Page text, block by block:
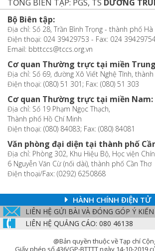
TỔNG BIÊN TẬP: PGS, TS DƯƠNG
Bộ Biên tập:
Địa chỉ: Số 28, Trần Bình Trọng - thành phố Hà
Điện thoại: 024 39429753 - Fax: 024
Email: bbttccs@tccs.org.vn
Cơ quan Thường trực tại miền
Địa chỉ: Số 69, đường Xô Viết Nghệ Tĩnh,
Điện thoại: (080) 51 301; Fax: (080) 51 303
Cơ quan Thường trực tại miền Nam:
Địa chỉ: Số 19 Phạm Ngọc Thạch,
Thành phố Hồ Chí Minh
Điện thoại: (080) 84083; Fax: (080) 84081
Văn phòng đại diện tại thành phố
Địa chỉ: Phòng 302, Khu Hiệu Bộ, Học viện
6 Nguyễn Văn Cừ (nối dài), thành phố Cần Thơ
Điện thoại/Fax: (0292) 6250868
HÀNH CHÍNH ĐIỆN TỬ
LIÊN HỆ GỬI BÀI VÀ ĐÓNG GÓP Ý KIẾN
LIÊN HỆ QUẢNG CÁO: 080 46138
@Bản quyền thuộc về Tạp chí
Giấy phép số 436/GP-BTTTT ngày 14-10-2019